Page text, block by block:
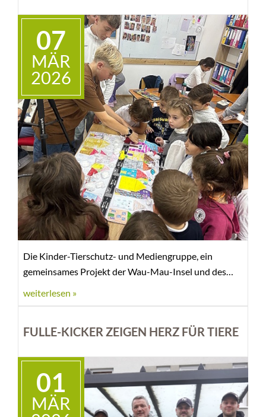
07
MÄR
2026
Die Kinder-Tierschutz- und Mediengruppe, ein
gemeinsames Projekt der Wau-Mau-Insel und des
weiterlesen »
FULLE-KICKER ZEIGEN HERZ FÜR TIERE
01
MÄR